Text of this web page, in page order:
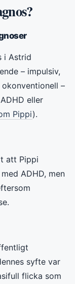
i Astrid
– impulsiv,
–
eller
Pippi).
att Pippi
ADHD, men
syfte var
flicka som